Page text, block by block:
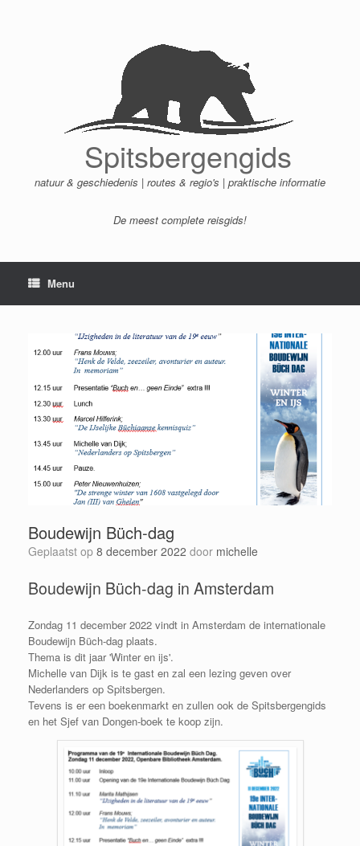
Spitsbergengids
natuur & geschiedenis | routes & regio's | praktische informatie
De meest complete reisgids!
Menu
Boudewijn Büch-dag
Geplaatst op 8 december 2022 door michelle
Boudewijn Büch-dag in Amsterdam
Zondag 11 december 2022 vindt in Amsterdam de internationale
Boudewijn Büch-dag plaats.
Thema is dit jaar 'Winter en ijs'.
Michelle van Dijk is te gast en zal een lezing geven over
Nederlanders op Spitsbergen.
Tevens is er een boekenmarkt en zullen ook de Spitsbergengids
en het Sjef van Dongen-boek te koop zijn.